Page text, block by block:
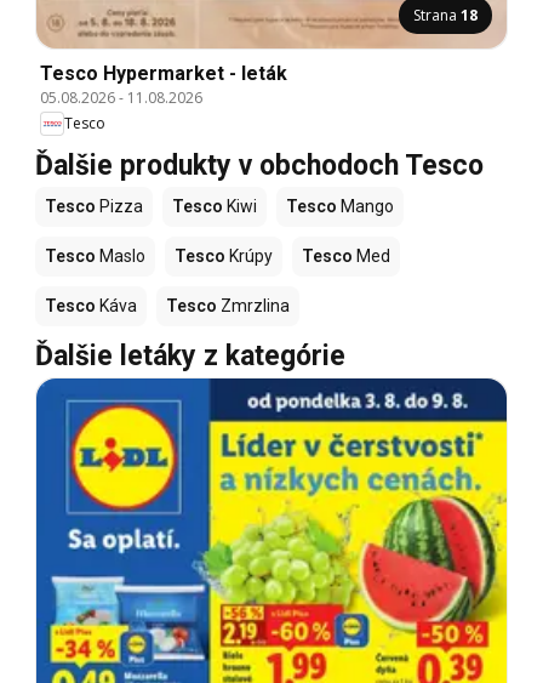
Strana 18
Tesco Hypermarket - leták
05.08.2026- 11.08.2026
Tesco
Ďalšie produkty v obchodoch Tesco
Tesco Pizza Tesco Kiwi Tesco Mango
Tesco Maslo Tesco Krúpy Tesco Med
Tesco Káva Tesco Zmrzlina
Ďalšie letáky z kategórie